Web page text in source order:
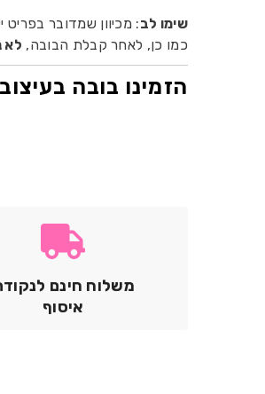
שימו לב: מכיוון שמדובר
כמו כן, לאחר קבלת הבובה, לא
הזמינו בובה
משלוח חינם
איסוף